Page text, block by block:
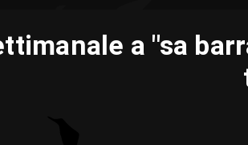
a "sa